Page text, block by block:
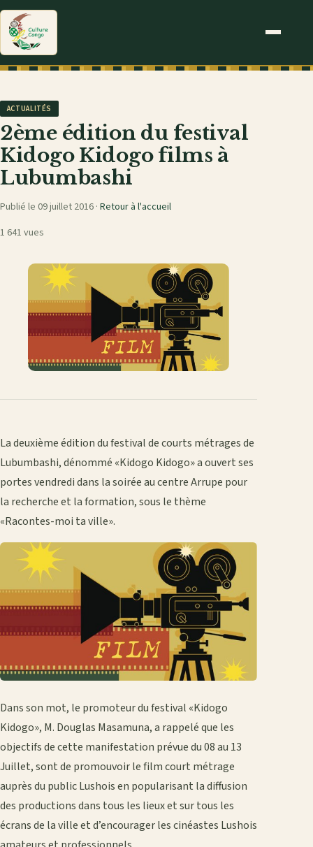
ACTUALITÉS
2ème édition du festival
Kidogo Kidogo films à
Lubumbashi
Publié le 09 juillet 2016 · Retour à l'accueil
1 641 vues
La deuxième édition du festival de courts métrages de
Lubumbashi, dénommé «Kidogo Kidogo» a ouvert ses
portes vendredi dans la soirée au centre Arrupe pour
la recherche et la formation, sous le thème
«Racontes-moi ta ville».
Dans son mot, le promoteur du festival «Kidogo
Kidogo», M. Douglas Masamuna, a rappelé que les
objectifs de cette manifestation prévue du 08 au 13
Juillet, sont de promouvoir le film court métrage
auprès du public Lushois en popularisant la diffusion
des productions dans tous les lieux et sur tous les
écrans de la ville et d’encourager les cinéastes Lushois